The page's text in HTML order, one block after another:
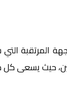
المرتقبة
حيث يسعى